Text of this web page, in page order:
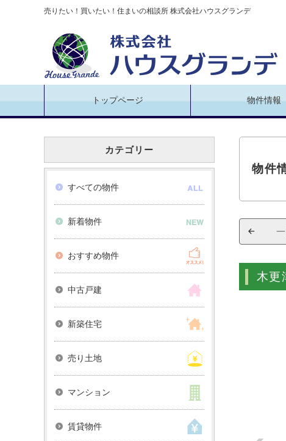
売りたい！買いたい！住まいの相談所 株式会社ハウスグランデ
トップページ 物件情報
物件
木更
カテゴリー
すべての物件
新着物件
おすすめ物件
中古戸建
新築住宅
売り土地
マンション
賃貸物件